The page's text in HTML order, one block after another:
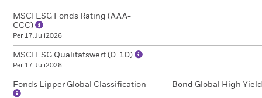
MSCI ESG Fonds Rating (AAA-
CCC)
Per 17.Juli2026
MSCI ESG Qualitätswert (0-10)
Per 17.Juli2026
Fonds Lipper Global Classification Bond Global High